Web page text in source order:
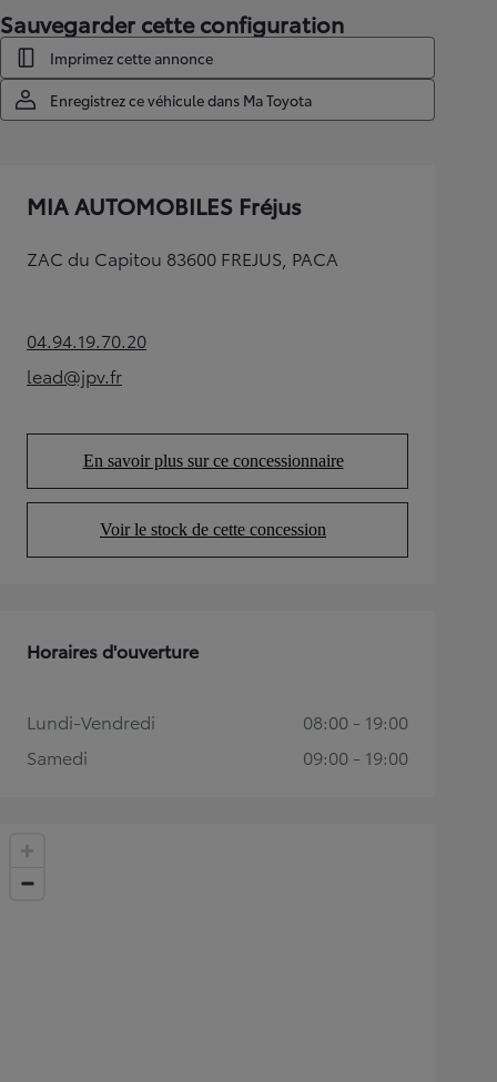
Sauvegarder cette configuration
Imprimez cette annonce
Enregistrez ce véhicule dans Ma Toyota
MIA AUTOMOBILES Fréjus
ZAC du Capitou 83600 FREJUS, PACA
04.94.19.70.20(Opens in new tab)
lead@jpv.fr(Opens in new tab)
En savoir plus sur ce concessionnaire
(Opens in new tab)
Voir le stock de cette concession
(Opens in new tab)
Horaires d'ouverture
Lundi-Vendredi
08:00 - 19:00
Samedi
09:00 - 19:00